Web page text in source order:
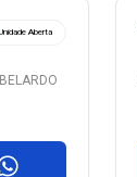
Unidade Aberta